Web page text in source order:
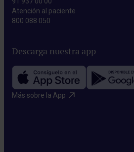
Atención al paciente
800 088 050
Descarga nuestra app
Más sobre la App​